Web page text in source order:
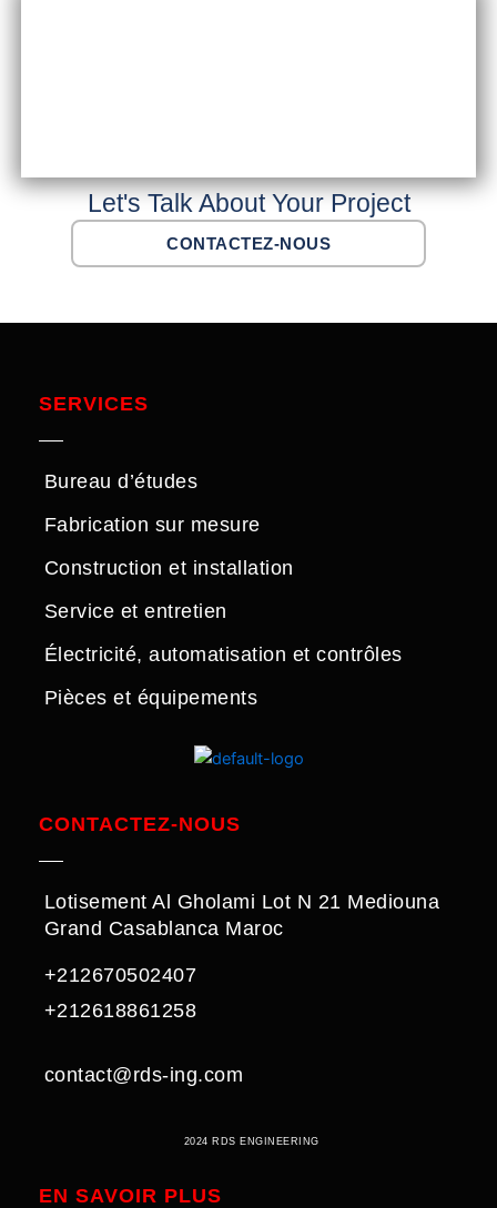
INSTALLATION &
CONSTRUCTIONLet's Talk About Your Project
CONTACTEZ-NOUS
SERVICES
Bureau d’études
Fabrication sur mesure
Construction et installation
Service et entretien
Électricité, automatisation et contrôles
Pièces et équipements
CONTACTEZ-NOUS
Lotisement Al Gholami Lot N 21 Mediouna
Grand Casablanca Maroc
+212670502407
+212618861258
contact@rds-ing.com
2024 RDS ENGINEERING
EN SAVOIR PLUS